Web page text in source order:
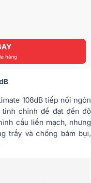
hàng
108dB tiếp nối ngôn
chỉnh để đạt đến độ
cầu liền mạch, nhưng
trầy và chống bám bụi,